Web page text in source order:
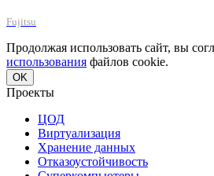
Fujitsu
Продолжая использовать сайт, вы
использования файлов cookie.
OK
Проекты
ЦОД
Виртуализация
Хранение данных
Отказоустойчивость